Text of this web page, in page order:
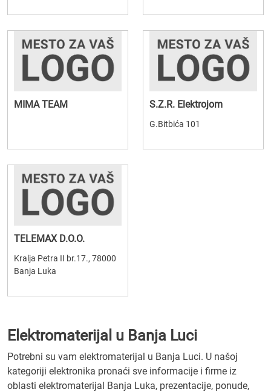
MIMA TEAM S.Z.R. Elektrojom
G.Bitbića 101
TELEMAX D.O.O.
Kralja Petra II br.17., 78000
Banja Luka
Elektromaterijal u Banja Luci
Potrebni su vam elektromaterijal u Banja Luci. U našoj
kategoriji elektronika pronaći sve informacije i firme iz
oblasti elektromaterijal Banja Luka, prezentacije, ponude,